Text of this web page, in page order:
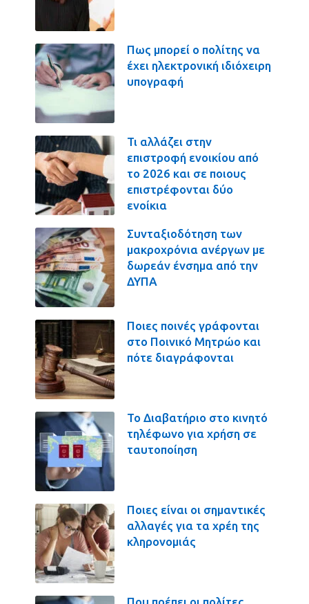
Πως μπορεί ο πολίτης να
έχει ηλεκτρονική ιδιόχειρη
υπογραφή
Τι αλλάζει στην
επιστροφή ενοικίου από
το 2026 και σε ποιους
επιστρέφονται δύο
ενοίκια
Συνταξιοδότηση των
μακροχρόνια ανέργων με
δωρεάν ένσημα από την
ΔΥΠΑ
Ποιες ποινές γράφονται
στο Ποινικό Μητρώο και
πότε διαγράφονται
Το Διαβατήριο στο κινητό
τηλέφωνο για χρήση σε
ταυτοποίηση
Ποιες είναι οι σημαντικές
αλλαγές για τα χρέη της
κληρονομιάς